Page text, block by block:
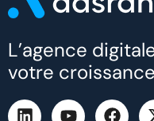
L’agence
votre croissance